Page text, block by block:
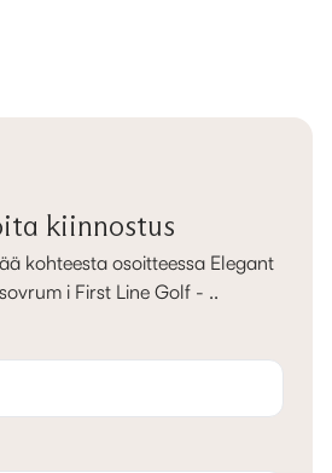
kiinnostus
kohteesta osoitteessa Elegant
i First Line Golf - ..